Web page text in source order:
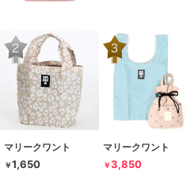
マリークワント
￥1,650
マリークワント
￥3,850